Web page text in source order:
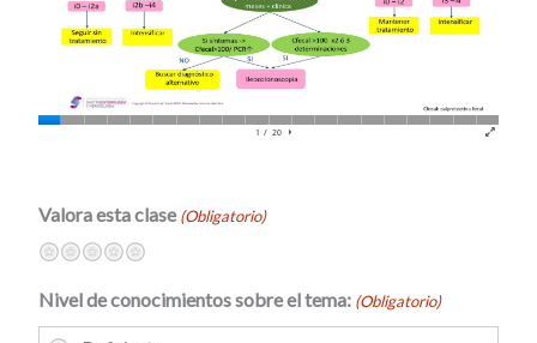
Valora esta clase (Obligatorio)
Excelente
Bastante bien
Neutral
No muy bien
Terrible
Nivel de conocimientos sobre el tema: (Obligatorio)